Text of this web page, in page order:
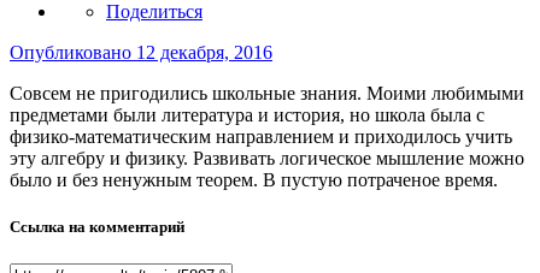
Поделиться
Опубликовано 12 декабря, 2016
Совсем не пригодились школьные знания. Моими любимыми
предметами были литература и история, но школа была с
физико-математическим направлением и приходилось учить
эту алгебру и физику. Развивать логическое мышление можно
было и без ненужным теорем. В пустую потраченое время.
Ссылка на комментарий